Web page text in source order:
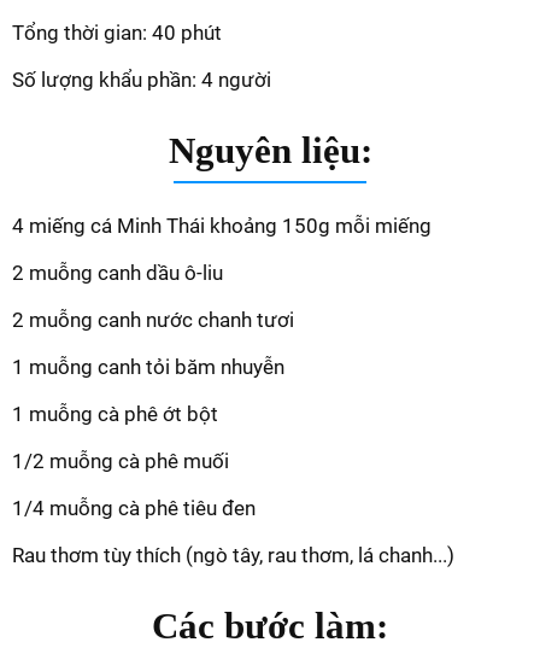
Tổng thời gian: 40 phút
Số lượng khẩu phần: 4 người
Nguyên liệu:
4 miếng cá Minh Thái khoảng 150g mỗi miếng
2 muỗng canh dầu ô-liu
2 muỗng canh nước chanh tươi
1 muỗng canh tỏi băm nhuyễn
1 muỗng cà phê ớt bột
1/2 muỗng cà phê muối
1/4 muỗng cà phê tiêu đen
Rau thơm tùy thích (ngò tây, rau thơm, lá chanh...)
Các bước làm: